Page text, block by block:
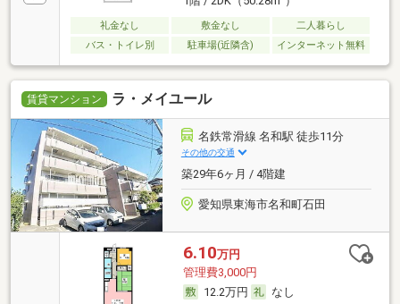
礼金なし 敷金なし
二人暮らし
バス・トイレ別
駐車場(近隣含) インターネット無料
賃貸マンション ラ・メイユール
名鉄常滑線 名和駅 徒歩11分
その他の交通
築29年6ヶ月 / 4階建
愛知県東海市名和町石田
6.10万円
管理費3,000円
12.2万円
なし